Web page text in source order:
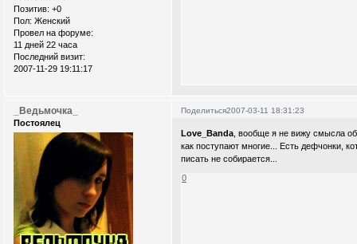
Позитив: +0
Пол: Женский
Провел на форуме:
11 дней 22 часа
Последний визит:
2007-11-29 19:11:17
Поделиться2007-03-11 18:31:23
_Ведьмочка_
Постоялец
Love_Banda , вообще я не вижу смысла
как поступают многие... Есть дефчонки,
писать не собирается...
0